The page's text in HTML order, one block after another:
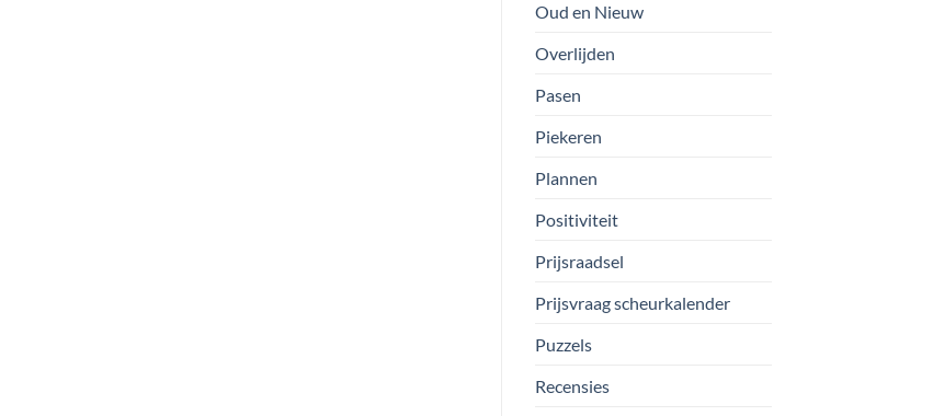
Oud en Nieuw
Overlijden
Pasen
Piekeren
Plannen
Positiviteit
Prijsraadsel
Prijsvraag scheurkalender
Puzzels
Recensies